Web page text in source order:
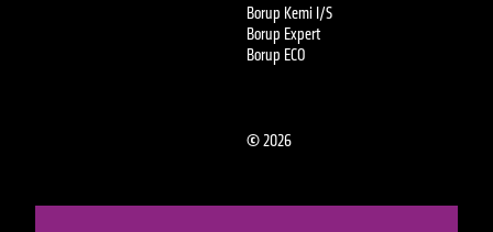
Borup Kemi I/S
Borup Expert
Borup ECO
©2026